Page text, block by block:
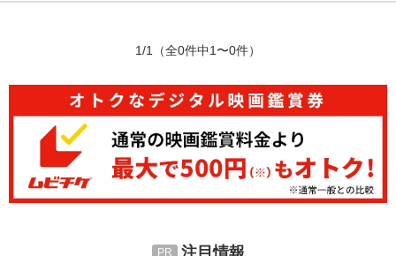
1/1 （全0件中1〜0件）
注目情報